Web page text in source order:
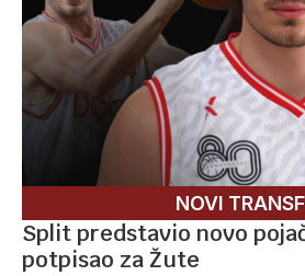
NOVI
Split predstavio novo
potpisao za Žute